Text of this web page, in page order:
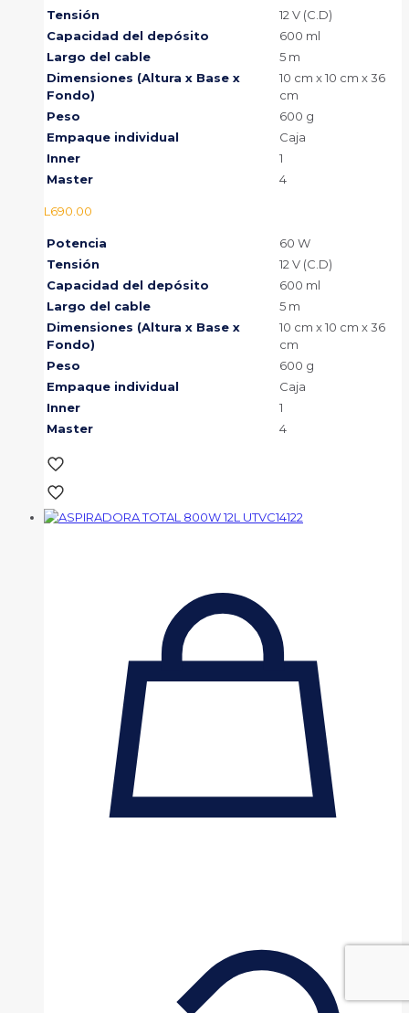
Tensión
12 V (C.D)
Capacidad del depósito
600 ml
Largo del cable
5 m
Dimensiones (Altura x Base x
Fondo)
10 cm x 10 cm x 36
cm
Peso
600 g
Empaque individual
Caja
Inner
1
Master
4
L 690.00
Potencia
60 W
Tensión
12 V (C.D)
Capacidad del depósito
600 ml
Largo del cable
5 m
Dimensiones (Altura x Base x
Fondo)
10 cm x 10 cm x 36
cm
Peso
600 g
Empaque individual
Caja
Inner
1
Master
4